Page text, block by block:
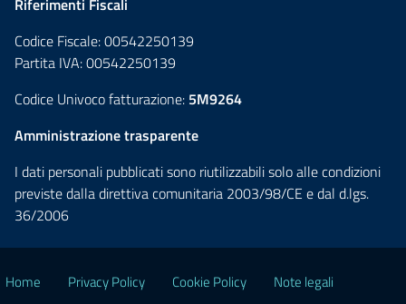
Riferimenti Fiscali
Codice Fiscale: 00542250139
Partita IVA: 00542250139
Codice Univoco fatturazione: 5M9264
Amministrazione trasparente
I dati personali pubblicati sono riutilizzabili solo alle condizioni
previste dalla direttiva comunitaria 2003/98/CE e dal d.lgs.
36/2006
Home Privacy Policy Cookie Policy Note legali